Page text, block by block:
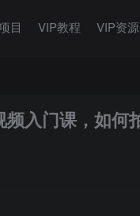
目 VIP教程 VIP资源
频入门课，如